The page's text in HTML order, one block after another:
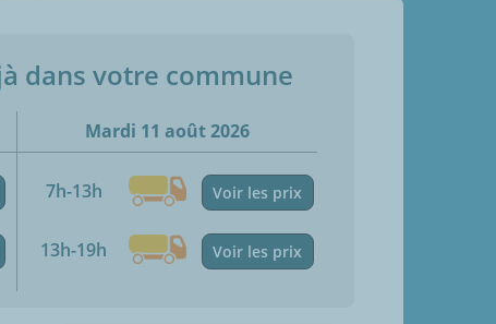
dans votre commune
Mardi 11 août 2026
7h-13h Voir les prix
13h-19h Voir les prix